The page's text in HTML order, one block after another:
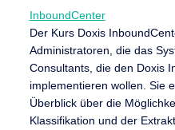
InboundCenter
Der Kurs Doxis
Administratoren, die das
Consultants, die den Doxis
implementieren wollen. Sie
Überblick über die
Klassifikation und der